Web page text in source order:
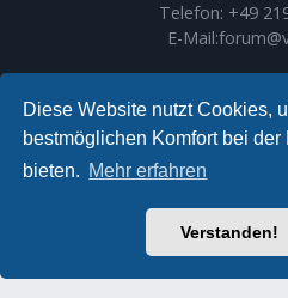
Diese Website nutzt Cookies,
bestmöglichen Komfort bei der
bieten. Mehr erfahren
Verstanden!
Telefon: +49
E-Mail:
Ariki Theme